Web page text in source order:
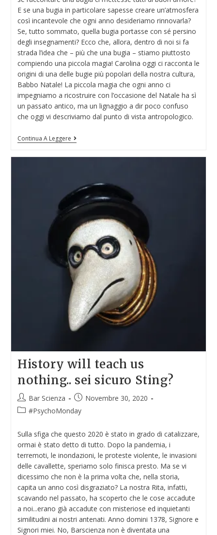
E se una bugia in particolare sapesse creare un’atmosfera
così incantevole che ogni anno desideriamo rinnovarla?
Se, tutto sommato, quella bugia portasse con sé persino
degli insegnamenti? Ecco che, allora, dentro di noi si fa
strada l’idea che – più che una bugia – stiamo piuttosto
compiendo una piccola magia! Carolina oggi ci racconta le
origini di una delle bugie più popolari della nostra cultura,
Babbo Natale! La piccola magia che ogni anno ci
impegniamo a ricostruire con l’occasione del Natale ha sì
un passato antico, ma un lignaggio a dir poco confuso
che oggi vi descriviamo dal punto di vista antropologico.
Continua A Leggere
History will teach us
nothing.. sei sicuro Sting?
Bar Scienza
Novembre 30, 2020
#PsychoMonday
Sulla sfiga che questo 2020 è stato in grado di catalizzare,
ormai è stato detto di tutto. Dopo la pandemia, i
terremoti, le inondazioni, le proteste violente, le invasioni
delle cavallette, speriamo solo finisca presto. Ma se vi
dicessimo che non è la prima volta che, nella storia,
capita un anno così disgraziato? La nostra Rita, infatti,
scavando nel passato, ha scoperto che le cose accadute
a noi...erano già accadute con misteriose ed inquietanti
similitudini ai nostri antenati. Anno domini 1378, Signore e
Signori miei. No, Barscienza non è diventata una